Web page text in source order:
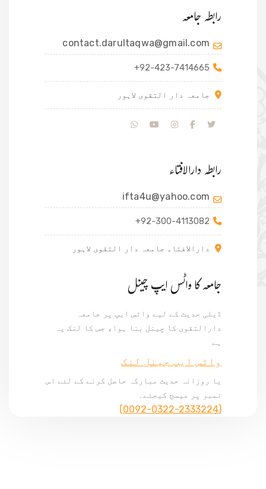
رابطہ جامعہ
contact.darultaqwa@gmail.com
+92-423-7414665
جامعہ دار التقوی لاہور
رابطہ دارالافتاء
ifta4u@yahoo.com
+92-300-4113082
دارالافتاء جامعہ دار التقوی لاہور
جامعہ کا واٹس ایپ چینل
ڈیلی حدیث کے لیے واٹس ایپ پر جامعہ
دارالتقوی کا چینل بنا ہوا، جس کا لنک یہ
ہے
واٹس ایپ جینل لنک
یا روزانہ حدیث مبارکہ حاصل کرنے کے لئے اس
نمبر پر میسج کیجئے۔
(0092-0322-2333224)